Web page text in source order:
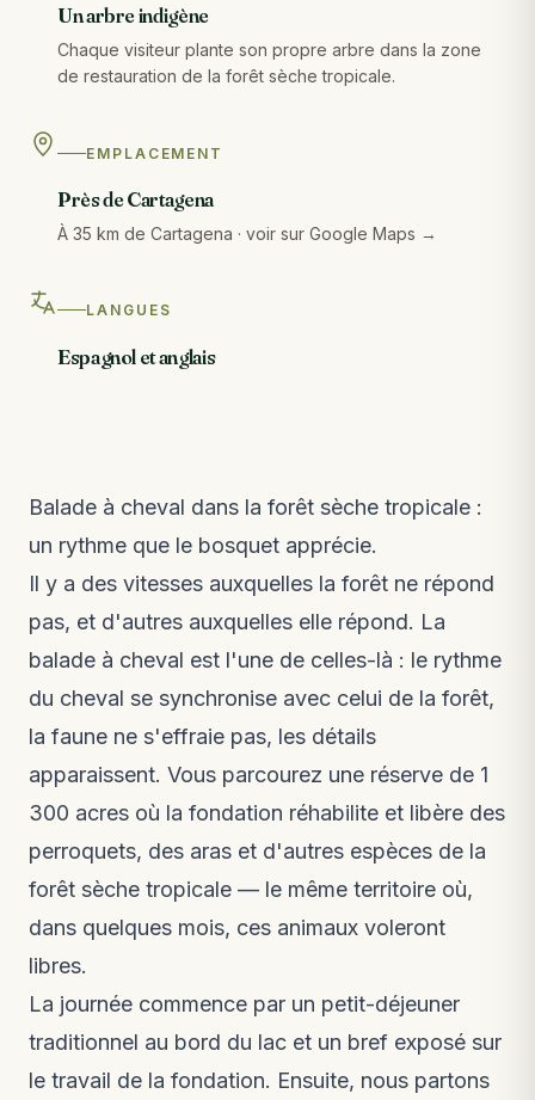
Un arbre indigène
Chaque visiteur plante son propre arbre dans la zone
de restauration de la forêt sèche tropicale.
EMPLACEMENT
Près de Cartagena
À 35 km de Cartagena · voir sur Google Maps →
LANGUES
Espagnol et anglais
Balade à cheval dans la forêt sèche tropicale :
un rythme que le bosquet apprécie.
Il y a des vitesses auxquelles la forêt ne répond
pas, et d'autres auxquelles elle répond. La
balade à cheval est l'une de celles-là : le rythme
du cheval se synchronise avec celui de la forêt,
la faune ne s'effraie pas, les détails
apparaissent. Vous parcourez une réserve de 1
300 acres où la fondation réhabilite et libère des
perroquets, des aras et d'autres espèces de la
forêt sèche tropicale — le même territoire où,
dans quelques mois, ces animaux voleront
libres.
La journée commence par un petit-déjeuner
traditionnel au bord du lac et un bref exposé sur
le travail de la fondation. Ensuite, nous partons